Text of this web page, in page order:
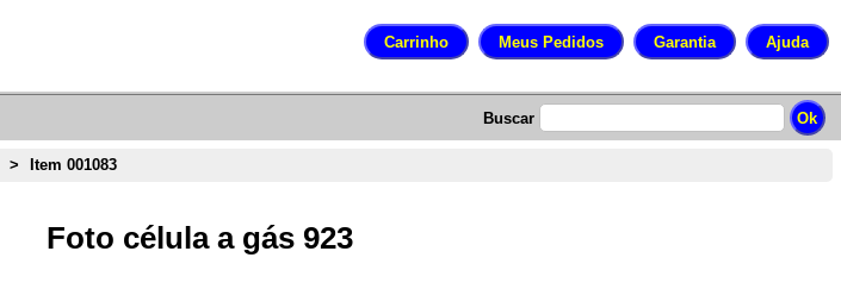
Buscar
> Item 001083
Foto célula a gás 923